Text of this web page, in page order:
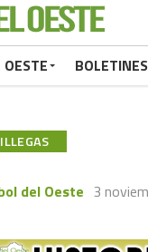
OESTE BOLETINES
del Oeste 3